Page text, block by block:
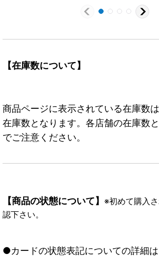
【在庫数について】
商品ページに表示されている在庫数
在庫数となります。各店舗の在庫数
でご注意ください。
【商品の状態について】 ※初めて購入
認下さい。
●カードの状態表記についての詳細は